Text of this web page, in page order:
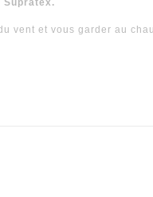
Supratex.
vent et vous garder au